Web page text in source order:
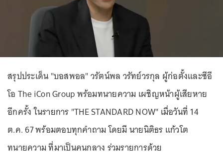
สรุปประเด็น "บอสพอล" วรัตน์พล วรัทย์วรกุล ผู้ก่อตั้งและซีอี
โอ The iCon Group พร้อมทนายความ เผชิญหน้าผู้เสียหาย
อีกครั้ง ในรายการ "THE STANDARD NOW" เมื่อวันที่ 14
ต.ค. 67 พร้อมตอบทุกคำถาม โดยมี นายนิติธร แก้วโต
ทนายความ ที่มาเป็นคนกลาง ร่วมรายการด้วย